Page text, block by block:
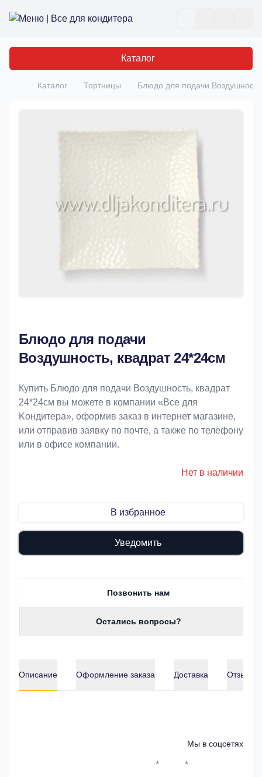
Все для кондитера
Каталог
Главная
Каталог Тортницы Блюдо для подачи
Блюдо для подачи
Воздушность, квадрат 24*24см
Купить Блюдо для подачи Воздушность, квадрат
24*24см вы можете в компании «Bce для
Koндитeрa», оформив заказ в интернет магазине,
или отправив заявку по почте, а также по телефону
или в офисе компании.
Нет в наличии
В избранное
Уведомить
Позвонить нам
Остались вопросы?
Описание Оформление заказа Доставка Отзывы
Мы в соцсетях
* *